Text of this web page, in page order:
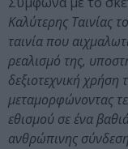
Καλύτερης Ταινίας
ταινία που
ρεαλισμό της,
δεξιοτεχνική χρήση
μεταμορφώνοντας
εθισμού σε ένα
ανθρώπινης